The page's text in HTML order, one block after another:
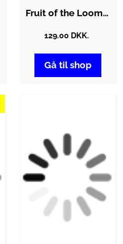
Fruit of the Loom Unisex Sweatshirt -…
129.00 DKK.
Gå til shop